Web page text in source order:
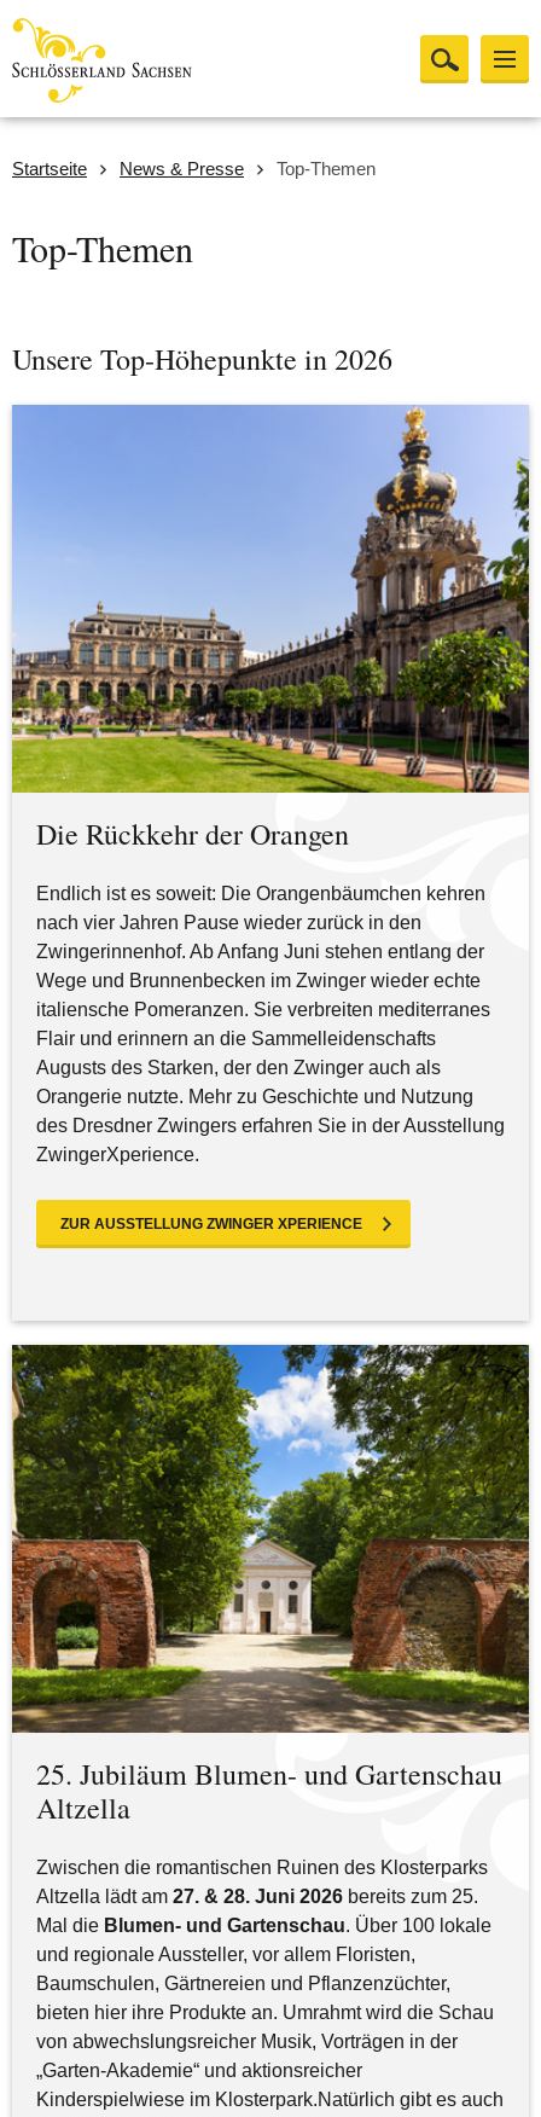
Startseite News & Presse Top-Themen
Top-Themen
Unsere Top-Höhepunkte in 2026
Die Rückkehr der Orangen
Endlich ist es soweit: Die Orangenbäumchen kehren
nach vier Jahren Pause wieder zurück in den
Zwingerinnenhof. Ab Anfang Juni stehen entlang der
Wege und Brunnenbecken im Zwinger wieder echte
italiensche Pomeranzen. Sie verbreiten mediterranes
Flair und erinnern an die Sammelleidenschafts
Augusts des Starken, der den Zwinger auch als
Orangerie nutzte. Mehr zu Geschichte und Nutzung
des Dresdner Zwingers erfahren Sie in der Ausstellung
ZwingerXperience.
ZUR AUSSTELLUNG ZWINGER XPERIENCE
25. Jubiläum Blumen- und Gartenschau
Altzella
Zwischen die romantischen Ruinen des Klosterparks
Altzella lädt am 27. & 28. Juni 2026 bereits zum 25.
Mal die Blumen- und Gartenschau. Über 100 lokale
und regionale Aussteller, vor allem Floristen,
Baumschulen, Gärtnereien und Pflanzenzüchter,
bieten hier ihre Produkte an. Umrahmt wird die Schau
von abwechslungsreicher Musik, Vorträgen in der
„Garten-Akademie“ und aktionsreicher
Kinderspielwiese im Klosterpark.Natürlich gibt es auch